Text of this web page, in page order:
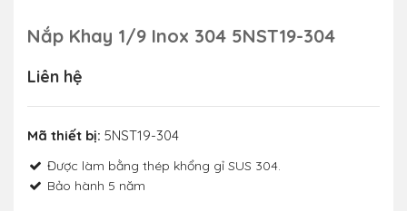
Nắp Khay 1/9 Inox 304 5NST19-304
Liên hệ
Mã thiết bị: 5NST19-304
Được làm bằng thép khổng gỉ SUS 304.
Bảo hành 5 năm